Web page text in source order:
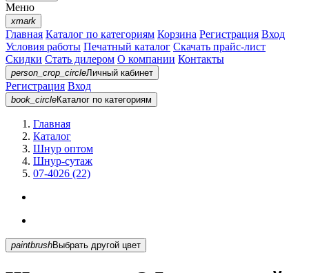
Меню
xmark
Главная Каталог по категориям Корзина Регистрация Вход
Условия работы Печатный каталог Скачать прайс-лист
Скидки Стать дилером О компании Контакты
person_crop_circleЛичный кабинет
Регистрация Вход
book_circleКаталог по категориям
Главная
Каталог
Шнур оптом
Шнур-сутаж
07-4026 (22)
paintbrush Выбрать другой цвет